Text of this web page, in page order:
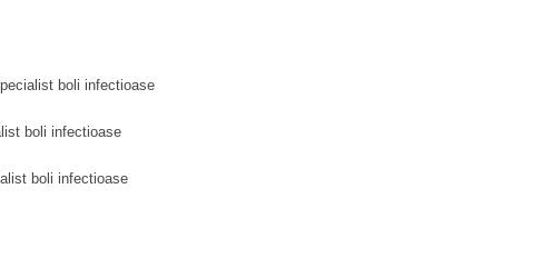
boli infectioase
boli infectioase
boli infectioase